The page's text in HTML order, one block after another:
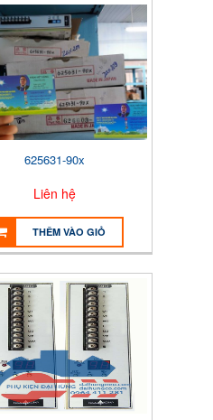
625631-90x
Liên hệ
THÊM VÀO GIỎ